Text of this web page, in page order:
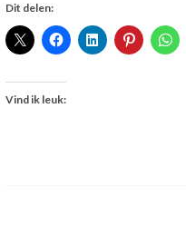
Dit delen:
Vind ik leuk: